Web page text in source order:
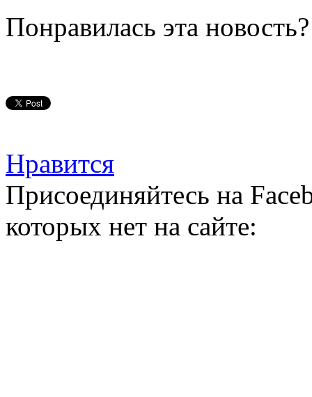
Понравилась эта
Нравится
Присоединяйтесь на
которых нет на сайте: